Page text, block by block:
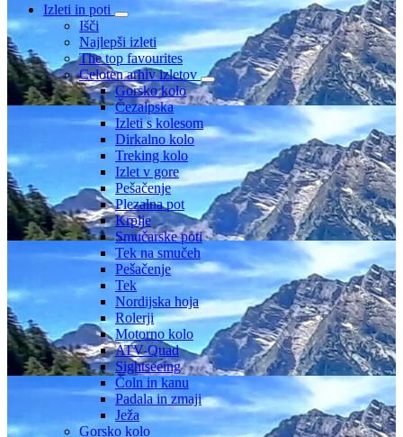
Izleti in poti
Išči
Najlepši izleti
The top favourites
Celoten arhiv izletov
Gorsko kolo
Čezalpska
Izleti s kolesom
Dirkalno kolo
Treking kolo
Izlet v gore
Pešačenje
Plezalna pot
Krplje
Smučarske poti
Tek na smučeh
Pešačenje
Tek
Nordijska hoja
Rolerji
Motorno kolo
ATV-Quad
Sightseeing
Čoln in kanu
Padala in zmaji
Ježa
Gorsko kolo